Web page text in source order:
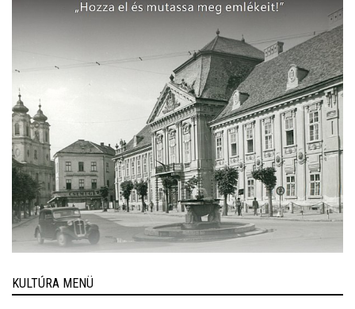
KULTÚRA MENÜ